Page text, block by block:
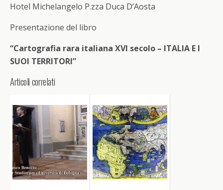
Hotel Michelangelo P.zza Duca D’Aosta
Presentazione del libro
“Cartografia rara italiana XVI secolo – ITALIA E I
SUOI TERRITORI”
Articoli correlati